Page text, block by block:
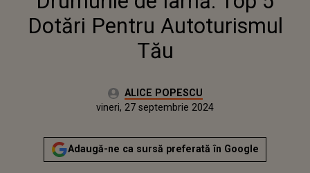
Dotări Pentru Autoturismul
Tău
Autor:ALICE POPESCU
miercuri, 27 septembrie 2023
Actualizat:
vineri, 27 septembrie 2024
Adaugă-ne ca sursă preferată în Google